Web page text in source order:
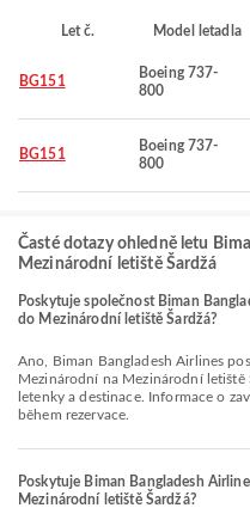
Let č. Model letadla
BG151
Boeing 737-
800
BG151
Boeing 737-
800
Časté dotazy ohledně letu
Mezinárodní letiště Šardžá
Poskytuje společnost Biman
do Mezinárodní letiště Šardžá?
Ano, Biman Bangladesh Airlines poskytuje zavazadla pro lety Domácí &
Mezinárodní na Mezinárodní
letenky a destinace. Informace o
během rezervace.
Poskytuje Biman Bangladesh
Mezinárodní letiště Šardžá?